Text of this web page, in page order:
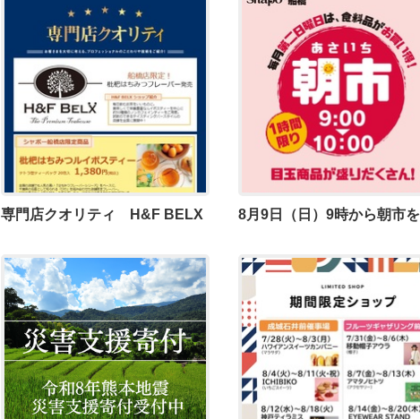
専門店クオリティ H&F BELX